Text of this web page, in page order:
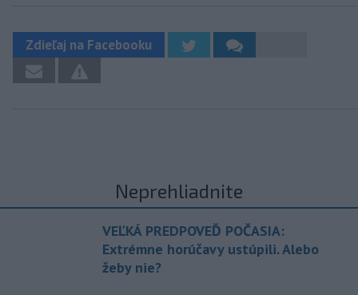
Zdieľaj na Facebooku
Neprehliadnite
VEĽKÁ PREDPOVEĎ POČASIA:
Extrémne horúčavy ustúpili. Alebo
žeby nie?